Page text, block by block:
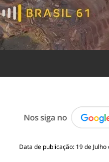
Data de publicação: 19 de